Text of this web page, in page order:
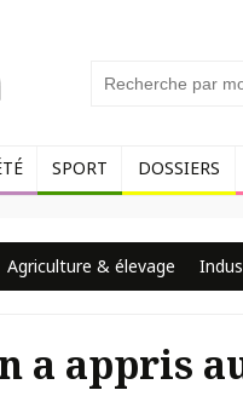
SPORT DOSSIERS
Agriculture & élevage
a appris